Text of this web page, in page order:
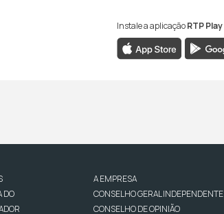
Instale a aplicaçãoRTP Play
DO
A EMPRESA
CONSELHO GERAL INDEPENDENTE
CONSELHO DE OPINIÃO